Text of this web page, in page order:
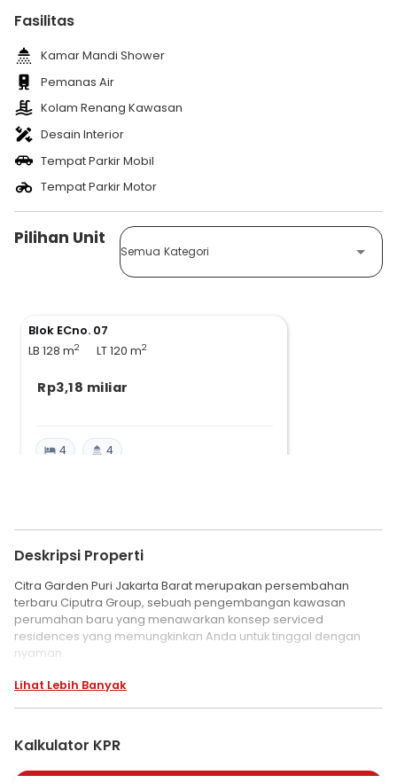
Fasilitas
Kamar Mandi Shower
Pemanas Air
Kolam Renang Kawasan
Desain Interior
Tempat Parkir Mobil
Tempat Parkir Motor
Pilihan Unit
Semua Kategori
Blok ECno. 07
LB 128 m2 LT 120 m2
Rp3,18 miliar
4 4
Deskripsi Properti
Citra Garden Puri Jakarta Barat merupakan persembahan
terbaru Ciputra Group, sebuah pengembangan kawasan
perumahan baru yang menawarkan konsep serviced
residences yang memungkinkan Anda untuk tinggal dengan
nyaman.
Dengan fasilitas pendukung seperti smart concierge service,
Jakarta Barat didesain secara ekslusif untuk kehidupan yang
lebih baik.
Lihat Lebih Banyak
Kalkulator KPR